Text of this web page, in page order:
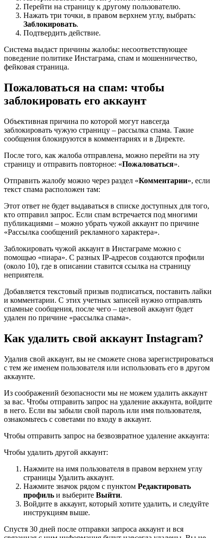
Перейти на страницу к другому пользователю.
Нажать три точки, в правом верхнем углу, выбрать:
Заблокировать.
Подтвердить действие.
Система выдаст причины жалобы: несоответствующее
поведение политике Инстаграма, спам и мошенничество,
фейковая страница.
Пожаловаться на спам: чтобы
заблокировать его аккаунт
Объективная причина по которой могут навсегда
заблокировать чужую страницу – рассылка спама. Такие
сообщения блокируются в комментариях и в Директе.
После того, как жалоба отправлена, можно перейти на эту
страницу и отправить повторное: «Пожаловаться».
Отправить жалобу можно через раздел «Комментарии», если
текст спама расположен там:
Этот ответ не будет выдаваться в списке доступных для того,
кто отправил запрос. Если спам встречается под многими
публикациями – можно убрать чужой аккаунт по причине
«Рассылка сообщений рекламного характера».
Заблокировать чужой аккаунт в Инстаграме можно с
помощью «пиара». С разных IP-адресов создаются профили
(около 10), где в описании ставится ссылка на страницу
неприятеля.
Добавляется текстовый призыв подписаться, поставить лайки
и комментарии. С этих учетных записей нужно отправлять
спамные сообщения, после чего – целевой аккаунт будет
удален по причине «рассылка спама».
Как удалить свой аккаунт Instagram?
Удалив свой аккаунт, вы не сможете снова зарегистрироваться
с тем же именем пользователя или использовать его в другом
аккаунте.
Из соображений безопасности мы не можем удалить аккаунт
за вас. Чтобы отправить запрос на удаление аккаунта, войдите
в него. Если вы забыли свой пароль или имя пользователя,
ознакомьтесь с советами по входу в аккаунт.
Чтобы отправить запрос на безвозвратное удаление аккаунта:
Чтобы удалить другой аккаунт:
Нажмите на имя пользователя в правом верхнем углу
страницы Удалить аккаунт.
Нажмите значок рядом с пунктом Редактировать
профиль и выберите Выйти.
Войдите в аккаунт, который хотите удалить, и следуйте
инструкциям выше.
Спустя 30 дней после отправки запроса аккаунт и вся